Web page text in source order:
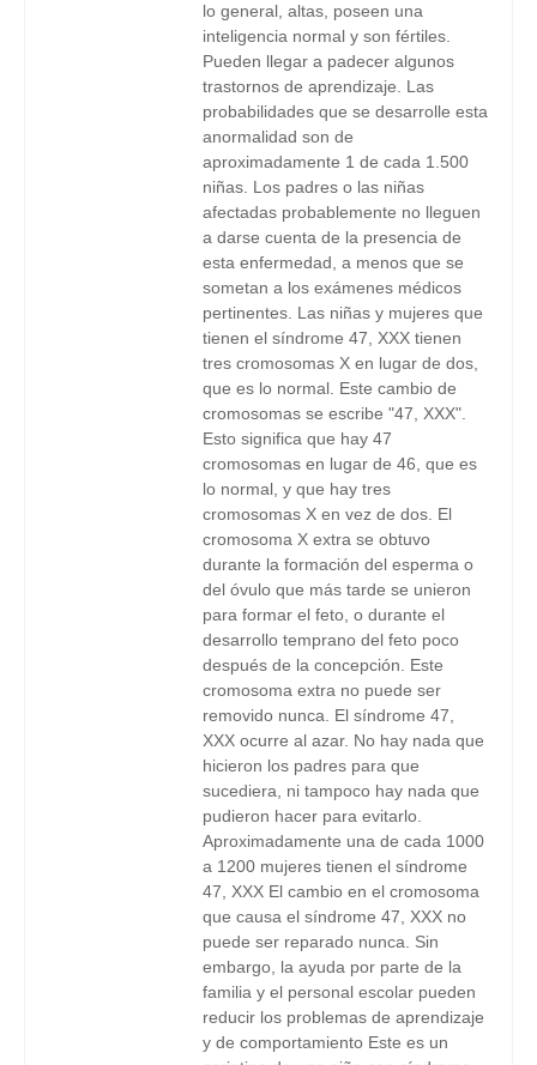
lo general, altas, poseen una
inteligencia normal y son fértiles.
Pueden llegar a padecer algunos
trastornos de aprendizaje. Las
probabilidades que se desarrolle esta
anormalidad son de
aproximadamente 1 de cada 1.500
niñas. Los padres o las niñas
afectadas probablemente no lleguen
a darse cuenta de la presencia de
esta enfermedad, a menos que se
sometan a los exámenes médicos
pertinentes. Las niñas y mujeres que
tienen el síndrome 47, XXX tienen
tres cromosomas X en lugar de dos,
que es lo normal. Este cambio de
cromosomas se escribe "47, XXX".
Esto significa que hay 47
cromosomas en lugar de 46, que es
lo normal, y que hay tres
cromosomas X en vez de dos. El
cromosoma X extra se obtuvo
durante la formación del esperma o
del óvulo que más tarde se unieron
para formar el feto, o durante el
desarrollo temprano del feto poco
después de la concepción. Este
cromosoma extra no puede ser
removido nunca. El síndrome 47,
XXX ocurre al azar. No hay nada que
hicieron los padres para que
sucediera, ni tampoco hay nada que
pudieron hacer para evitarlo.
Aproximadamente una de cada 1000
a 1200 mujeres tienen el síndrome
47, XXX El cambio en el cromosoma
que causa el síndrome 47, XXX no
puede ser reparado nunca. Sin
embargo, la ayuda por parte de la
familia y el personal escolar pueden
reducir los problemas de aprendizaje
y de comportamiento Este es un